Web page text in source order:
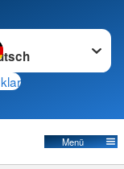
wechseln zu
Menü